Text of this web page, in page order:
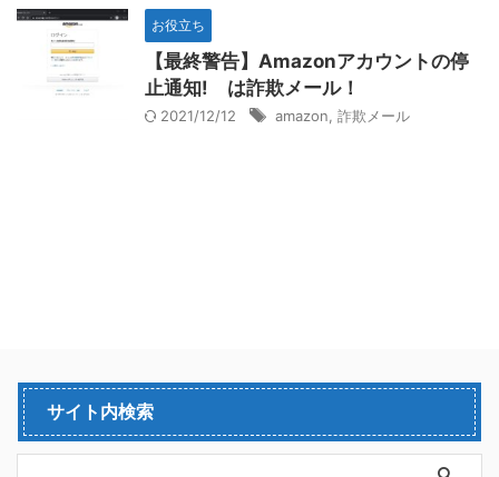
お役立ち
【最終警告】Amazonアカウントの停
止通知! は詐欺メール！
2021/12/12 amazon 詐欺メール
サイト内検索